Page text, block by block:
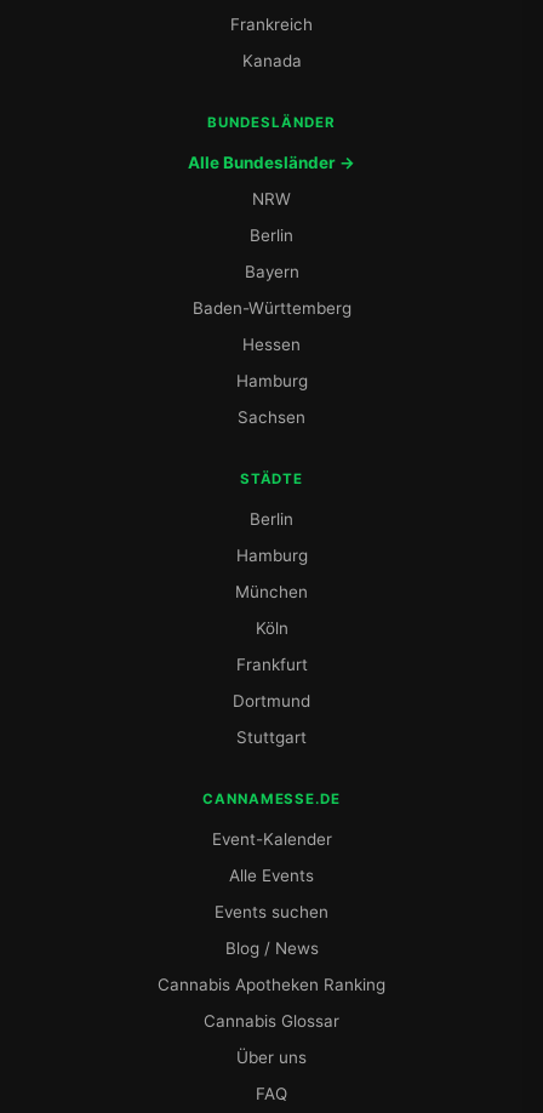
Frankreich
Kanada
BUNDESLÄNDER
Alle Bundesländer →
NRW
Berlin
Bayern
Baden-Württemberg
Hessen
Hamburg
Sachsen
STÄDTE
Berlin
Hamburg
München
Köln
Frankfurt
Dortmund
Stuttgart
CANNAMESSE.DE
Event-Kalender
Alle Events
Events suchen
Blog / News
Cannabis Apotheken Ranking
Cannabis Glossar
Über uns
FAQ